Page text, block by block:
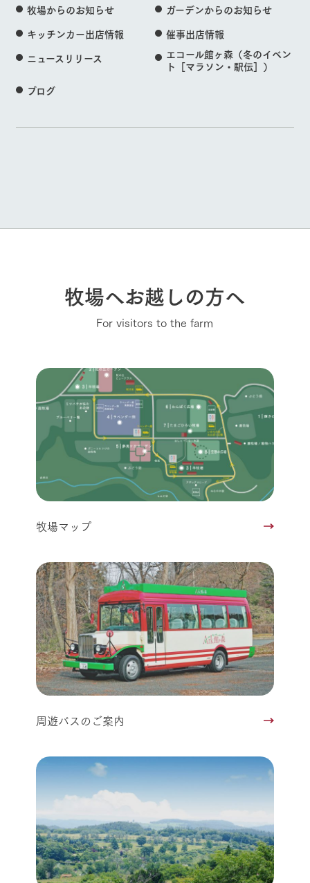
牧場からのお知らせ
ガーデンからのお知らせ
キッチンカー出店情報
催事出店情報
ニュースリリース
エコール館ヶ森（冬のイベン
ト［マラソン・駅伝］）
ブログ
牧場へお越しの方へ
For visitors to the farm
牧場マップ
周遊バスのご案内